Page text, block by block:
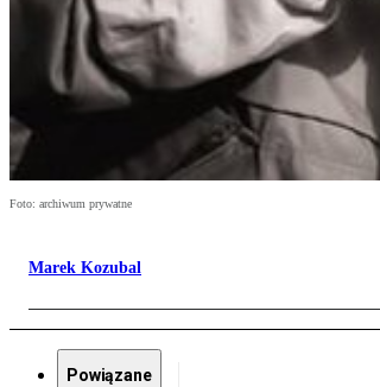
Foto: archiwum prywatne
Marek Kozubal
Powiązane